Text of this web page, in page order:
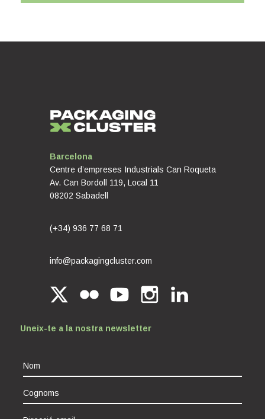
Barcelona
Centre d’empreses Industrials Can Roqueta
Av. Can Bordoll 119, Local 11
08202 Sabadell
(+34) 936 77 68 71
info@packagingcluster.com
Uneix-te a la nostra newsletter